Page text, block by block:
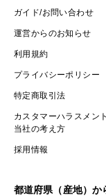
ガイド/お問い合わせ
運営からのお知らせ
利用規約
プライバシーポリシー
特定商取引法
カスタマーハラスメン
当社の考え方
採用情報
都道府県（産地）か